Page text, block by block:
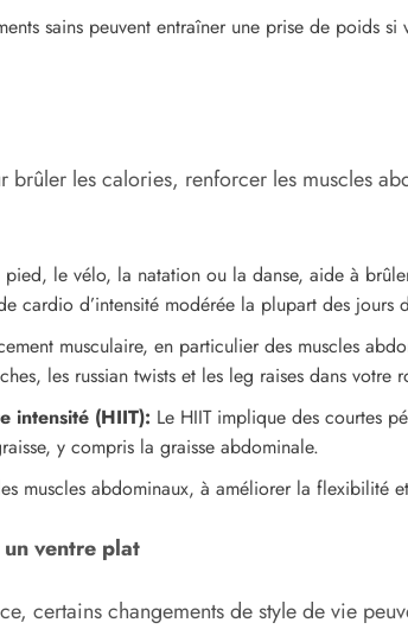
sains peuvent entraîner une prise de poids
brûler les calories, renforcer les muscles
le vélo, la natation ou la danse, aide à
cardio d’intensité modérée la plupart des jours
musculaire, en particulier des muscles
les russian twists et les leg raises dans votre
intensité (HIIT): Le HIIT implique des courtes
y compris la graisse abdominale.
muscles abdominaux, à améliorer la
ventre plat
certains changements de style de vie